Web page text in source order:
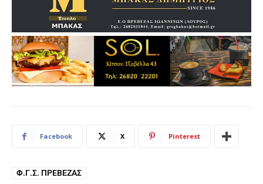
Facebook X Pinterest
Φ.Γ.Σ. ΠΡΈΒΕΖΑΣ